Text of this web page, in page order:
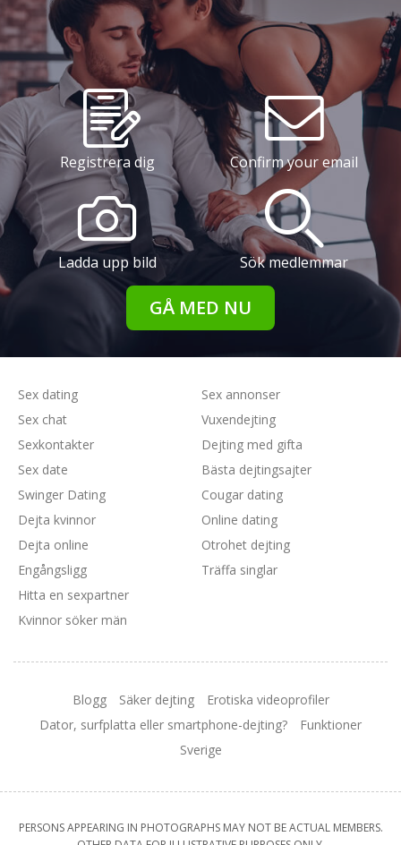
Registrera dig Confirm your email
Ladda upp bild Sök medlemmar
GÅ MED NU
Sex dating
Sex chat
Sexkontakter
Sex date
Swinger Dating
Sex annonser
Vuxendejting
Dejting med gifta
Bästa dejtingsajter
Cougar dating
Dejta kvinnor
Dejta online
Engångsligg
Hitta en sexpartner
Kvinnor söker män
Online dating
Otrohet dejting
Träffa singlar
Blogg Säker dejting
Erotiska videoprofiler
Dator, surfplatta eller smartphone-dejting?
Funktioner
Sverige
PERSONS APPEARING IN PHOTOGRAPHS MAY NOT BE ACTUAL MEMBERS.